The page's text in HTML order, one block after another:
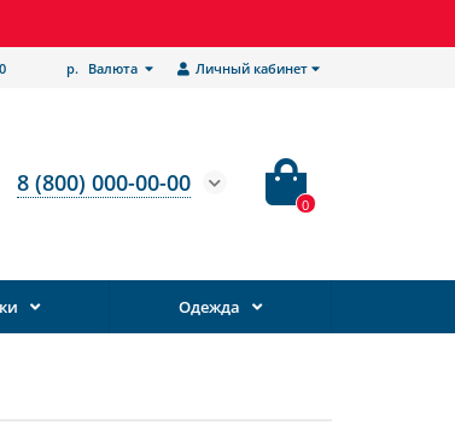
Личный кабинет
р. Валюта
0
8 (800) 000-00-00
0
Одежда